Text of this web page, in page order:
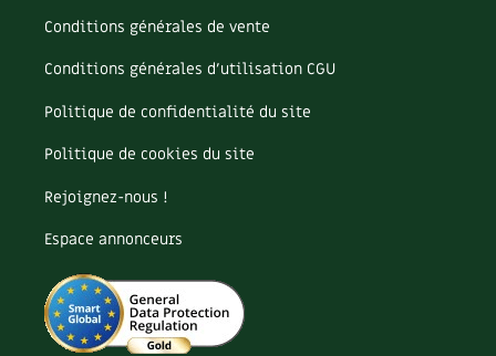
Conditions générales de vente
Conditions générales d’utilisation CGU
Politique de confidentialité du site
Politique de cookies du site
Rejoignez-nous !
Espace annonceurs